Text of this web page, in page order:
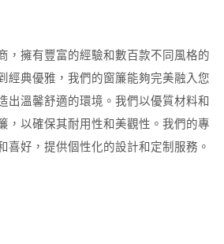
，擁有豐富的經驗和數百款不同風格的
經典優雅，我們的窗簾能夠完美融入您
出溫馨舒適的環境。我們以優質材料和
，以確保其耐用性和美觀性。我們的專
喜好，提供個性化的設計和定制服務。